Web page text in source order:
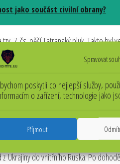
Spravovat
poskytli co nejlepší služby,
o zařízení, technologie jako
Příjmout
jako součást civilní obrany?
7. čs. pěší Tatranský pluk. Takto byl
reorganizován na střelecký pluk a
do 2. čs. střelecké divize. Jak již
dobrovolníci. Jejich celkový
slovenská pak byla pouze jeho 12.
rozšiřoval a v době ústupu z
v bitvě u Bachmače, kde společně
1918 zadržovaly nápor postupujících
Ukrajiny do vnitřního Ruska. Po